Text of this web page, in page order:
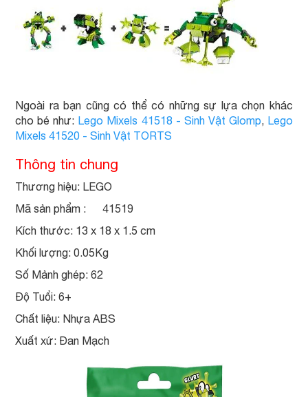
Ngoài ra bạn cũng có thể có những sự lựa chọn khác
cho bé như: Lego Mixels 41518 - Sinh Vật Glomp, Lego
Mixels 41520 - Sinh Vật TORTS
Thông tin chung
Thương hiệu: LEGO
Mã sản phẩm : 41519
Kích thước: 13 x 18 x 1.5 cm
Khối lượng: 0.05Kg
Số Mảnh ghép: 62
Độ Tuổi: 6+
Chất liệu: Nhựa ABS
Xuất xứ: Đan Mạch